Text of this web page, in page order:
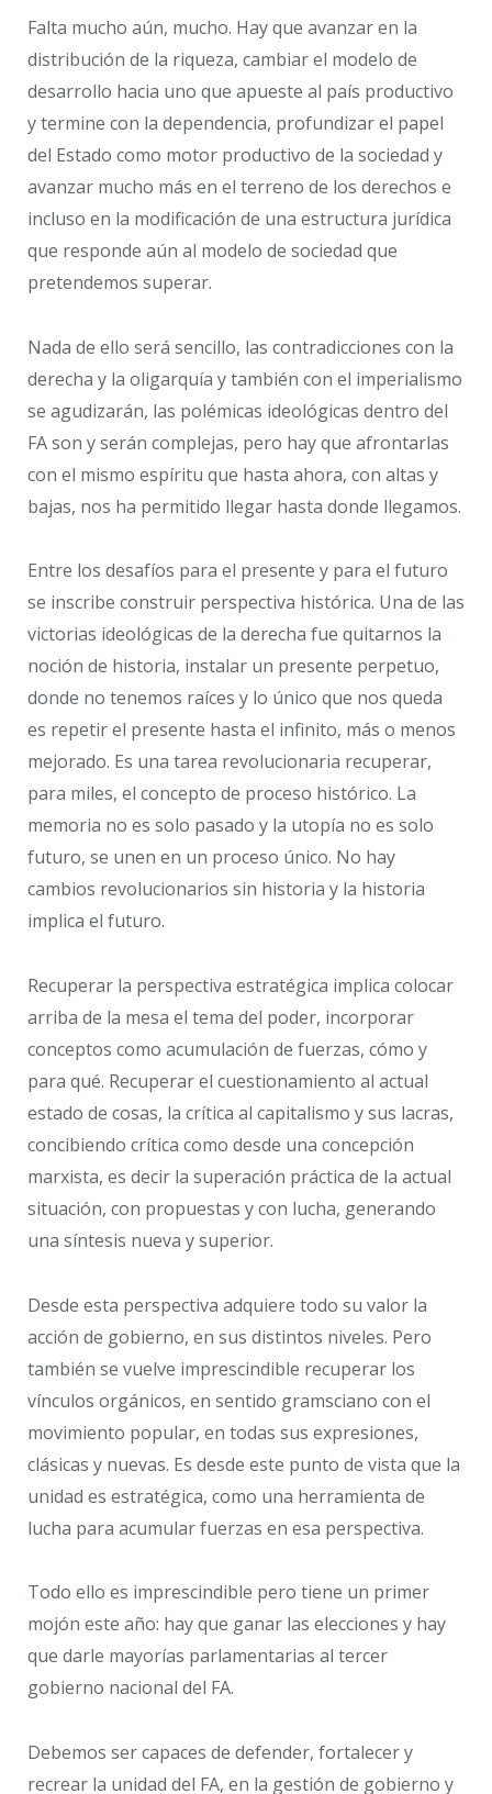
Falta mucho aún, mucho. Hay que avanzar en la
distribución de la riqueza, cambiar el modelo de
desarrollo hacia uno que apueste al país productivo
y termine con la dependencia, profundizar el papel
del Estado como motor productivo de la sociedad y
avanzar mucho más en el terreno de los derechos e
incluso en la modificación de una estructura jurídica
que responde aún al modelo de sociedad que
pretendemos superar.
Nada de ello será sencillo, las contradicciones con la
derecha y la oligarquía y también con el imperialismo
se agudizarán, las polémicas ideológicas dentro del
FA son y serán complejas, pero hay que afrontarlas
con el mismo espíritu que hasta ahora, con altas y
bajas, nos ha permitido llegar hasta donde llegamos.
Entre los desafíos para el presente y para el futuro
se inscribe construir perspectiva histórica. Una de las
victorias ideológicas de la derecha fue quitarnos la
noción de historia, instalar un presente perpetuo,
donde no tenemos raíces y lo único que nos queda
es repetir el presente hasta el infinito, más o menos
mejorado. Es una tarea revolucionaria recuperar,
para miles, el concepto de proceso histórico. La
memoria no es solo pasado y la utopía no es solo
futuro, se unen en un proceso único. No hay
cambios revolucionarios sin historia y la historia
implica el futuro.
Recuperar la perspectiva estratégica implica colocar
arriba de la mesa el tema del poder, incorporar
conceptos como acumulación de fuerzas, cómo y
para qué. Recuperar el cuestionamiento al actual
estado de cosas, la crítica al capitalismo y sus lacras,
concibiendo crítica como desde una concepción
marxista, es decir la superación práctica de la actual
situación, con propuestas y con lucha, generando
una síntesis nueva y superior.
Desde esta perspectiva adquiere todo su valor la
acción de gobierno, en sus distintos niveles. Pero
también se vuelve imprescindible recuperar los
vínculos orgánicos, en sentido gramsciano con el
movimiento popular, en todas sus expresiones,
clásicas y nuevas. Es desde este punto de vista que la
unidad es estratégica, como una herramienta de
lucha para acumular fuerzas en esa perspectiva.
Todo ello es imprescindible pero tiene un primer
mojón este año: hay que ganar las elecciones y hay
que darle mayorías parlamentarias al tercer
gobierno nacional del FA.
Debemos ser capaces de defender, fortalecer y
recrear la unidad del FA, en la gestión de gobierno y